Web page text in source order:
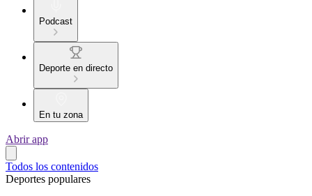
Podcast
Deporte en directo
En tu zona
Abrir app
Todos los contenidos
Deportes populares